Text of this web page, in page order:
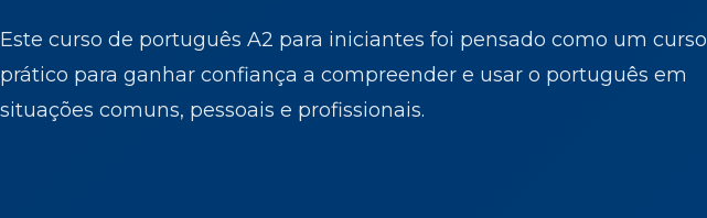
Este curso de português A2 para iniciantes foi pensado como um curso
prático para ganhar confiança a compreender e usar o português em
situações comuns, pessoais e profissionais.